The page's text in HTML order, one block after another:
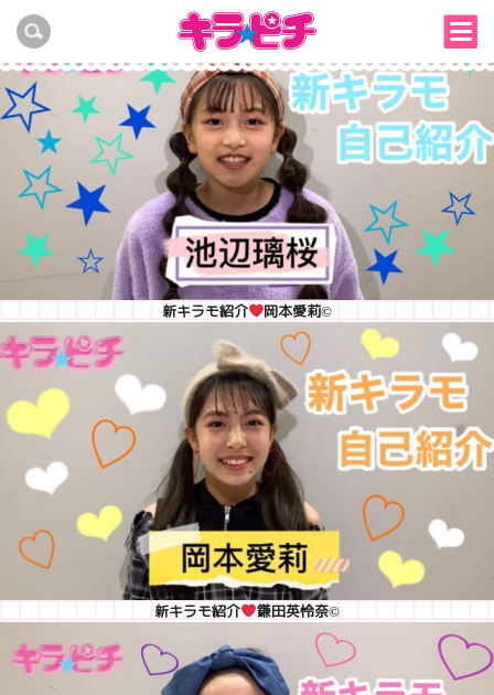
新キラモ紹介 池辺璃桜©
新キラモ紹介 岡本愛莉©
新キラモ紹介 鎌田英怜奈©